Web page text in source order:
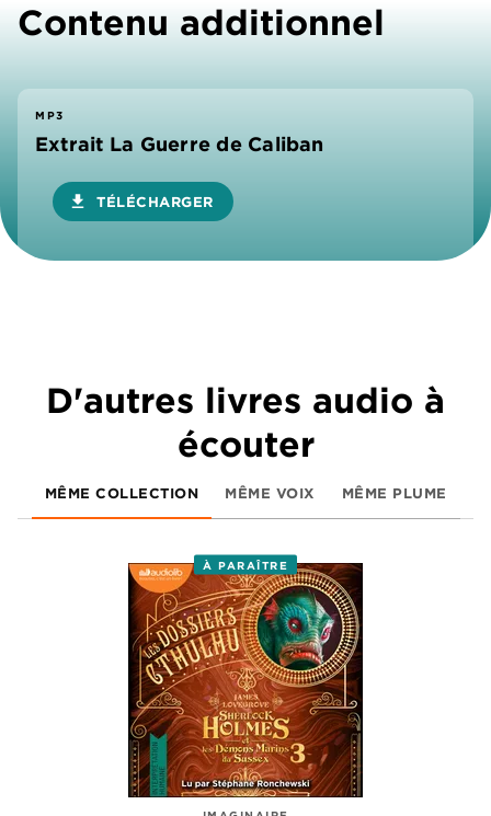
Contenu additionnel
MP3
Extrait La Guerre de Caliban
download TÉLÉCHARGER
D'autres livres audio à
écouter
MÊME COLLECTION MÊME VOIX MÊME PLUME
À PARAÎTRE